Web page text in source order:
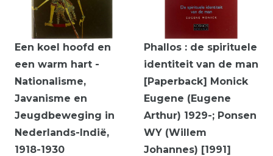
Een koel hoofd en
een warm hart -
Nationalisme,
Javanisme en
Jeugdbeweging in
Nederlands-Indië,
1918-1930
Phallos : de spirituele
identiteit van de man
[Paperback] Monick
Eugene (Eugene
Arthur) 1929-; Ponsen
WY (Willem
Johannes) [1991]